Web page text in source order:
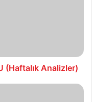
(Haftalık Analizler)